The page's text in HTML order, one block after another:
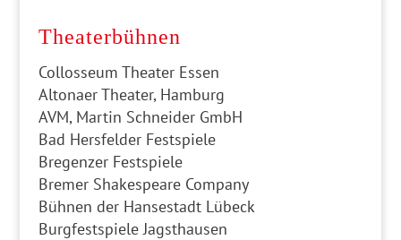
Theaterbühnen
Collosseum Theater Essen
Altonaer Theater, Hamburg
AVM, Martin Schneider GmbH
Bad Hersfelder Festspiele
Bregenzer Festspiele
Bremer Shakespeare Company
Bühnen der Hansestadt Lübeck
Burgfestspiele Jagsthausen